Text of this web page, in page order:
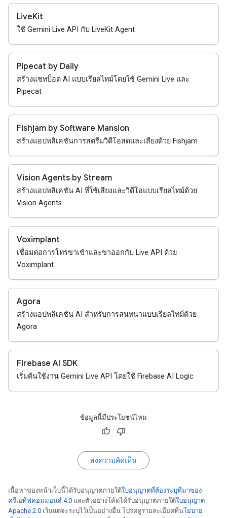
LiveKit
ใช้ Gemini Live API กับ LiveKit Agent
Pipecat by Daily
สร้างแชทบ็อต AI แบบเรียลไทม์โดยใช้ Gemini Live และ
Pipecat
Fishjam by Software Mansion
สร้างแอปพลิเคชันการสตรีมวิดีโอสดและเสียงด้วย Fishjam
Vision Agents by Stream
สร้างแอปพลิเคชัน AI ที่ใช้เสียงและวิดีโอแบบเรียลไทม์ด้วย
Vision Agents
Voximplant
เชื่อมต่อการโทรขาเข้าและขาออกกับ Live API ด้วย
Voximplant
Agora
สร้างแอปพลิเคชัน AI สำหรับการสนทนาแบบเรียลไทม์ด้วย
Agora
Firebase AI SDK
เริ่มต้นใช้งาน Gemini Live API โดยใช้ Firebase AI Logic
ข้อมูลนี้มีประโยชน์ไหม
ส่งความคิดเห็น
เนื้อหาของหน้าเว็บนี้ได้รับอนุญาตภายใต้ใบอนุญาตที่ต้องระบุที่มาของ
ครีเอทีฟคอมมอนส์ 4.0 และตัวอย่างโค้ดได้รับอนุญาตภายใต้ใบอนุญาต
Apache 2.0 เว้นแต่จะระบุไว้เป็นอย่างอื่น โปรดดูรายละเอียดที่นโยบาย